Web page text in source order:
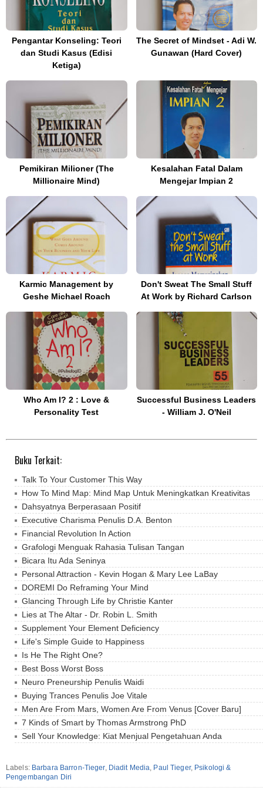
Pengantar Konseling: Teori
dan Studi Kasus (Edisi
Ketiga)
The Secret of Mindset - Adi W.
Gunawan (Hard Cover)
Pemikiran Milioner (The
Millionaire Mind)
Kesalahan Fatal Dalam
Mengejar Impian 2
Karmic Management by
Geshe Michael Roach
Don't Sweat The Small Stuff
At Work by Richard Carlson
Who Am I? 2 : Love &
Personality Test
Successful Business Leaders
- William J. O'Neil
Buku Terkait:
Talk To Your Customer This Way
How To Mind Map: Mind Map Untuk Meningkatkan Kreativitas
Dahsyatnya Berperasaan Positif
Executive Charisma Penulis D.A. Benton
Financial Revolution In Action
Grafologi Menguak Rahasia Tulisan Tangan
Bicara Itu Ada Seninya
Personal Attraction - Kevin Hogan & Mary Lee LaBay
DOREMI Do Reframing Your Mind
Glancing Through Life by Christie Kanter
Lies at The Altar - Dr. Robin L. Smith
Supplement Your Element Deficiency
Life's Simple Guide to Happiness
Is He The Right One?
Best Boss Worst Boss
Neuro Preneurship Penulis Waidi
Buying Trances Penulis Joe Vitale
Men Are From Mars, Women Are From Venus [Cover Baru]
7 Kinds of Smart by Thomas Armstrong PhD
Sell Your Knowledge: Kiat Menjual Pengetahuan Anda
Labels: Barbara Barron-Tieger, Diadit Media, Paul Tieger, Psikologi &
Pengembangan Diri